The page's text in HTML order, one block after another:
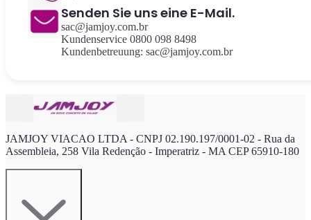
Senden Sie uns eine E-Mail.
sac@jamjoy.com.br
Kundenservice 0800 098 8498
Kundenbetreuung: sac@jamjoy.com.br
JAMJOY VIACAO LTDA - CNPJ 02.190.197/0001-02 - Rua da
Assembleia, 258 Vila Redenção - Imperatriz - MA CEP 65910-180